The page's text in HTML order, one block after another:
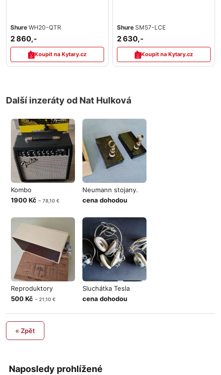
Naposledy prohlížené
Shure WH20-QTR
2 860,-
Koupit na Kytary.cz
Shure SM57-LCE
2 630,-
Koupit na Kytary.cz
Další inzeráty od Nat Hulková
Kombo
1900 Kč ~ 78,10 €
Neumann stojany.
cena dohodou
Reproduktory
500 Kč ~ 21,10 €
Sluchátka Tesla
cena dohodou
« Zpět